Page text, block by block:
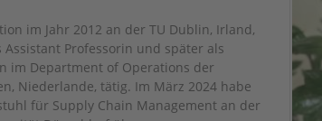
im Jahr 2012 an der TU Dublin, Irland,
Professorin und später als
im Department of Operations der
Niederlande, tätig. Im März 2024 habe
für Supply Chain Management an der